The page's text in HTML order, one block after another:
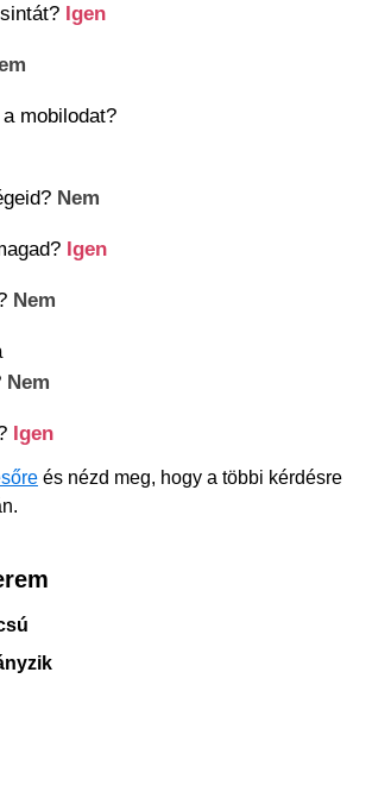
Igen
mobilodat?
Nem
Igen
Nem
Nem
Igen
és nézd meg, hogy a többi kérdésre